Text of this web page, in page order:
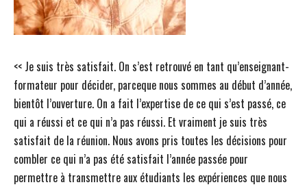
<< Je suis très satisfait. On s’est retrouvé en tant qu’enseignant-
formateur pour décider, parceque nous sommes au début d’année,
bientôt l’ouverture. On a fait l’expertise de ce qui s’est passé, ce
qui a réussi et ce qui n’a pas réussi. Et vraiment je suis très
satisfait de la réunion. Nous avons pris toutes les décisions pour
combler ce qui n’a pas été satisfait l’année passée pour
permettre à transmettre aux étudiants les expériences que nous